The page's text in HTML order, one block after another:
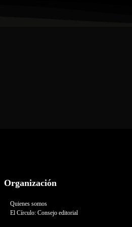
Organización
Quienes somos
El Círculo: Consejo editorial